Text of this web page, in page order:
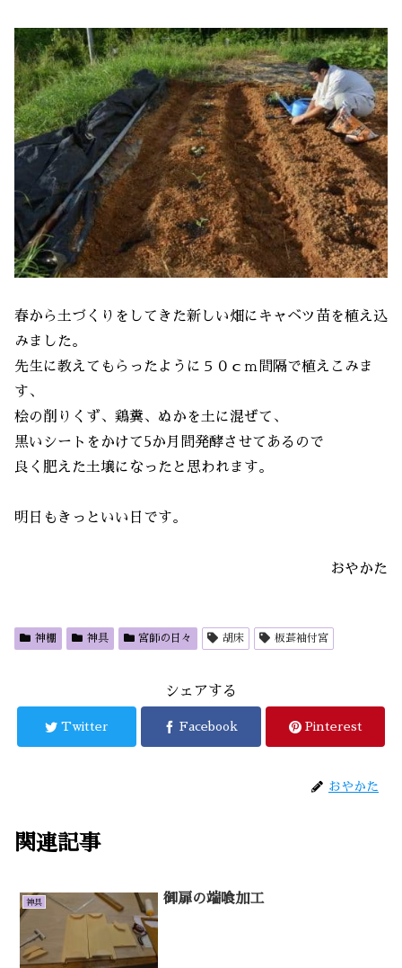
春から土づくりをしてきた新しい畑にキャベツ苗を植え込
みました。
先生に教えてもらったように５０ｃｍ間隔で植えこみま
す、
桧の削りくず、鶏糞、ぬかを土に混ぜて、
黒いシートをかけて5か月間発酵させてあるので
良く肥えた土壌になったと思われます。
明日もきっといい日です。
おやかた
神棚 神具 宮師の日々 胡床 板葺袖付宮
シェアする
Twitter Facebook Pinterest
おやかた
関連記事
神具 御扉の端喰加工